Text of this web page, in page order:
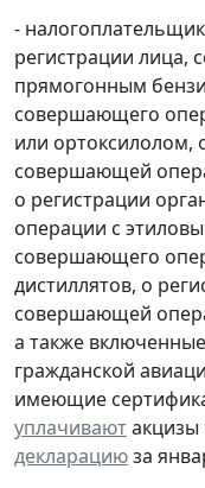
-
регистрации лица,
прямогонным
совершающего
или ортоксилолом,
совершающей
о регистрации
операции с
совершающего
дистиллятов, о
совершающей
а также
гражданской
имеющие
уплачиваютакцизы
декларациюза